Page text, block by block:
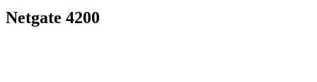
Netgate 4200